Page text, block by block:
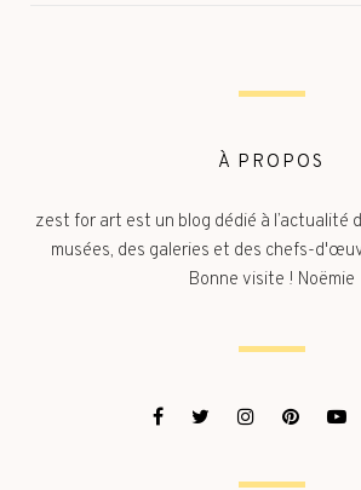
À PROPOS
zest for art est un blog dédié à l’actualité
musées, des galeries et des chefs-
Bonne visite ! Noëmie